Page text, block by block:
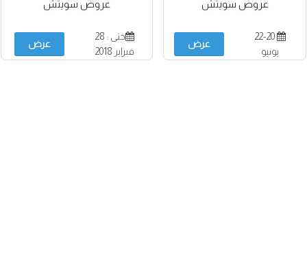
عروض سويتش
22-20
يونيو
عرض
عروض سويتش
حتى : 28
فبراير 2018
عرض